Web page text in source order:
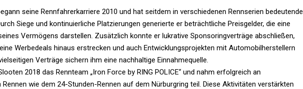
seine Rennfahrerkarriere 2010 und hat seitdem in verschiedenen Rennserien bedeutende
Siege und kontinuierliche Platzierungen generierte er beträchtliche Preisgelder, die eine
Vermögens darstellen. Zusätzlich konnte er lukrative Sponsoringverträge abschließen,
Werbedeals hinaus erstrecken und auch Entwicklungsprojekten mit Automobilherstellern
Verträge sichern ihm eine nachhaltige Einnahmequelle.
2018 das Rennteam „Iron Force by RING POLICE“ und nahm erfolgreich an
wie dem 24-Stunden-Rennen auf dem Nürburgring teil. Diese Aktivitäten verstärkten